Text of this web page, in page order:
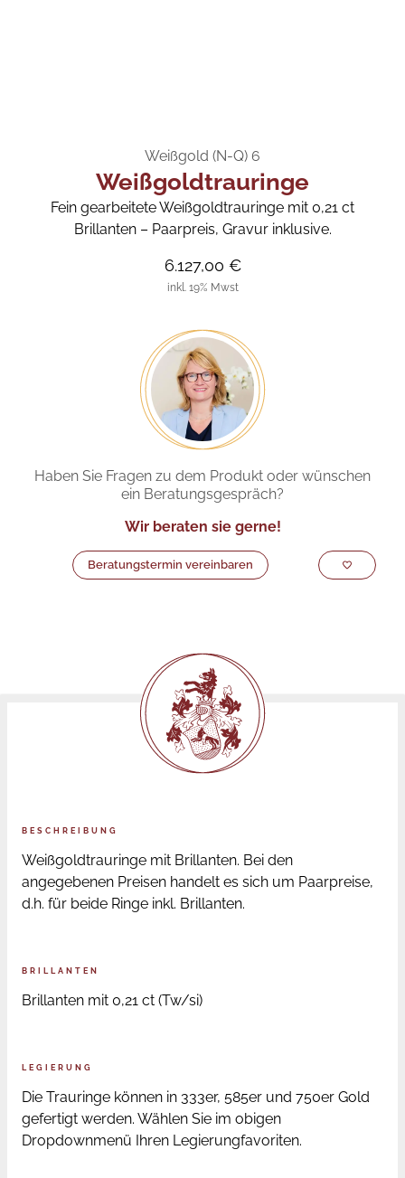
Weißgold (N-Q) 6
Weißgoldtrauringe
Fein gearbeitete Weißgoldtrauringe mit 0,21 ct
Brillanten – Paarpreis, Gravur inklusive.
6.127,00 €
inkl. 19% Mwst
Haben Sie Fragen zu dem Produkt oder wünschen
ein Beratungsgespräch?
Wir beraten sie gerne!
Beratungstermin vereinbaren
BESCHREIBUNG
Weißgoldtrauringe mit Brillanten. Bei den
angegebenen Preisen handelt es sich um Paarpreise,
d.h. für beide Ringe inkl. Brillanten.
BRILLANTEN
Brillanten mit 0,21 ct (Tw/si)
LEGIERUNG
Die Trauringe können in 333er, 585er und 750er Gold
gefertigt werden. Wählen Sie im obigen
Dropdownmenü Ihren Legierungfavoriten.